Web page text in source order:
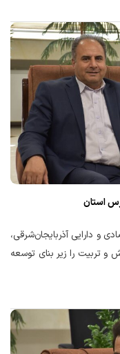
استان
و دارایی آذربایجان‌شرقی،
و تربیت را زیر بنای توسعه